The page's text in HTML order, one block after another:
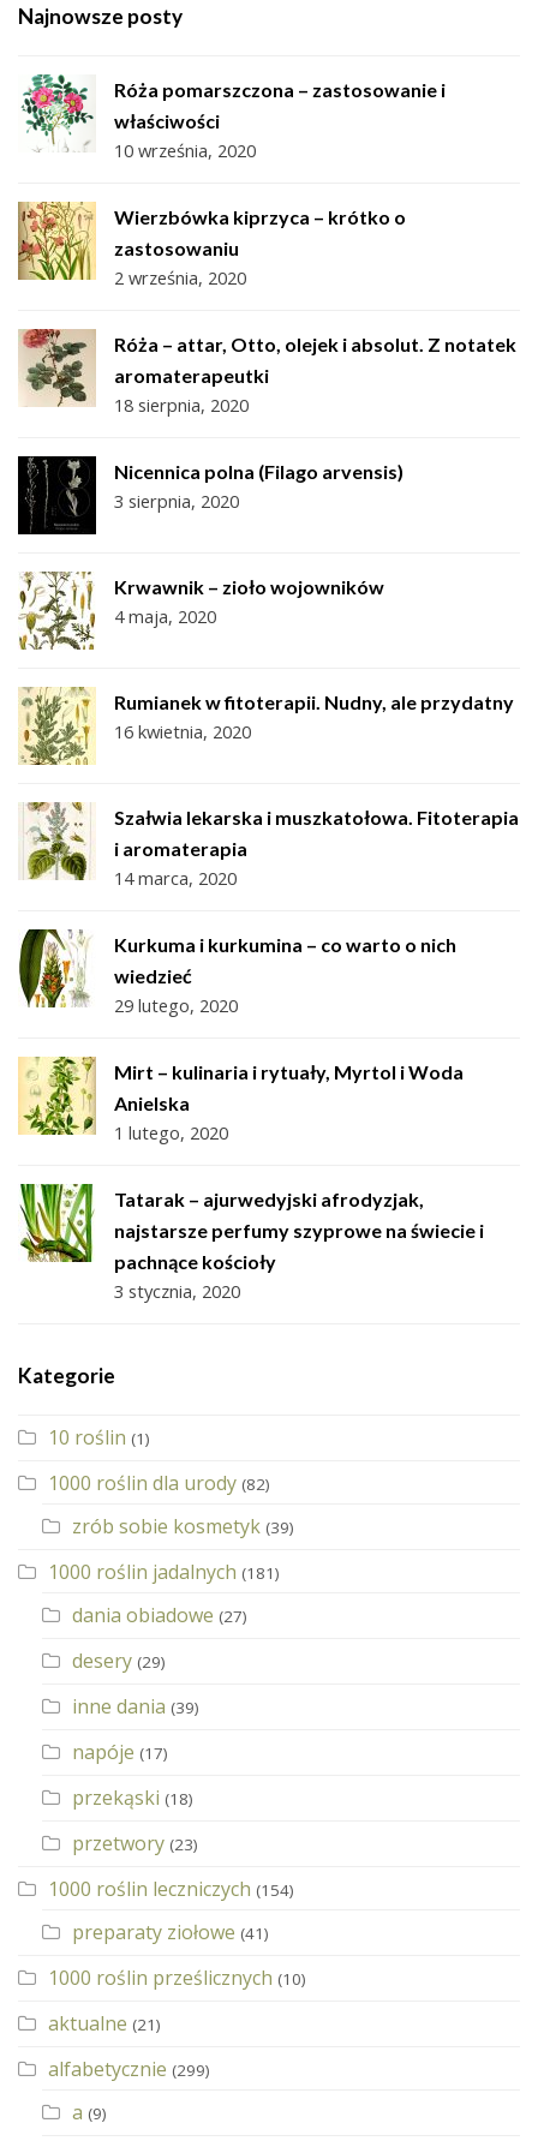
Najnowsze posty
Róża pomarszczona – zastosowanie i
właściwości
10 września, 2020
Wierzbówka kiprzyca – krótko o
zastosowaniu
2 września, 2020
Róża – attar, Otto, olejek i absolut. Z notatek
aromaterapeutki
18 sierpnia, 2020
Nicennica polna (Filago arvensis)
3 sierpnia, 2020
Krwawnik – zioło wojowników
4 maja, 2020
Rumianek w fitoterapii. Nudny, ale przydatny
16 kwietnia, 2020
Szałwia lekarska i muszkatołowa. Fitoterapia
i aromaterapia
14 marca, 2020
Kurkuma i kurkumina – co warto o nich
wiedzieć
29 lutego, 2020
Mirt – kulinaria i rytuały, Myrtol i Woda
Anielska
1 lutego, 2020
Tatarak – ajurwedyjski afrodyzjak,
najstarsze perfumy szyprowe na świecie i
pachnące kościoły
3 stycznia, 2020
Kategorie
10 roślin (1)
1000 roślin dla urody (82)
zrób sobie kosmetyk (39)
1000 roślin jadalnych (181)
dania obiadowe (27)
desery (29)
inne dania (39)
napóje (17)
przekąski (18)
przetwory (23)
1000 roślin leczniczych (154)
preparaty ziołowe (41)
1000 roślin prześlicznych (10)
aktualne (21)
alfabetycznie (299)
a (9)